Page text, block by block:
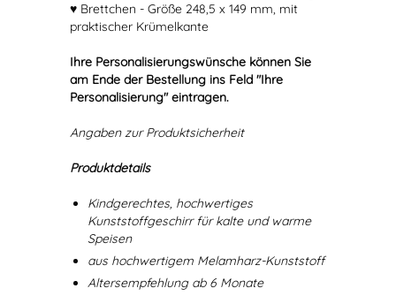
♥ Brettchen - Größe 248,5 x 149 mm, mit
praktischer Krümelkante
Ihre Personalisierungswünsche können Sie
am Ende der Bestellung ins Feld "Ihre
Personalisierung" eintragen.
Angaben zur Produktsicherheit
Produktdetails
Kindgerechtes, hochwertiges
Kunststoffgeschirr für kalte und warme
Speisen
aus hochwertigem Melamharz-Kunststoff
Altersempfehlung ab 6 Monate